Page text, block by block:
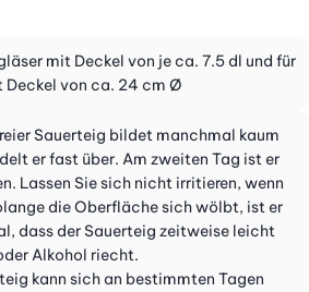
mit Deckel von je ca. 7.5 dl und für
Deckel von ca. 24 cm Ø
Sauerteig bildet manchmal kaum
er fast über. Am zweiten Tag ist er
Lassen Sie sich nicht irritieren, wenn
die Oberfläche sich wölbt, ist er
dass der Sauerteig zeitweise leicht
Alkohol riecht.
kann sich an bestimmten Tagen